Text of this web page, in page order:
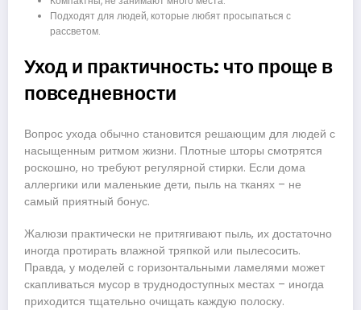
Подходят для людей, которые любят просыпаться с
рассветом.
Уход и практичность: что проще в
повседневности
Вопрос ухода обычно становится решающим для людей с
насыщенным ритмом жизни. Плотные шторы смотрятся
роскошно, но требуют регулярной стирки. Если дома
аллергики или маленькие дети, пыль на тканях – не
самый приятный бонус.
Жалюзи практически не притягивают пыль, их достаточно
иногда протирать влажной тряпкой или пылесосить.
Правда, у моделей с горизонтальными ламелями может
скапливаться мусор в труднодоступных местах – иногда
приходится тщательно очищать каждую полоску.